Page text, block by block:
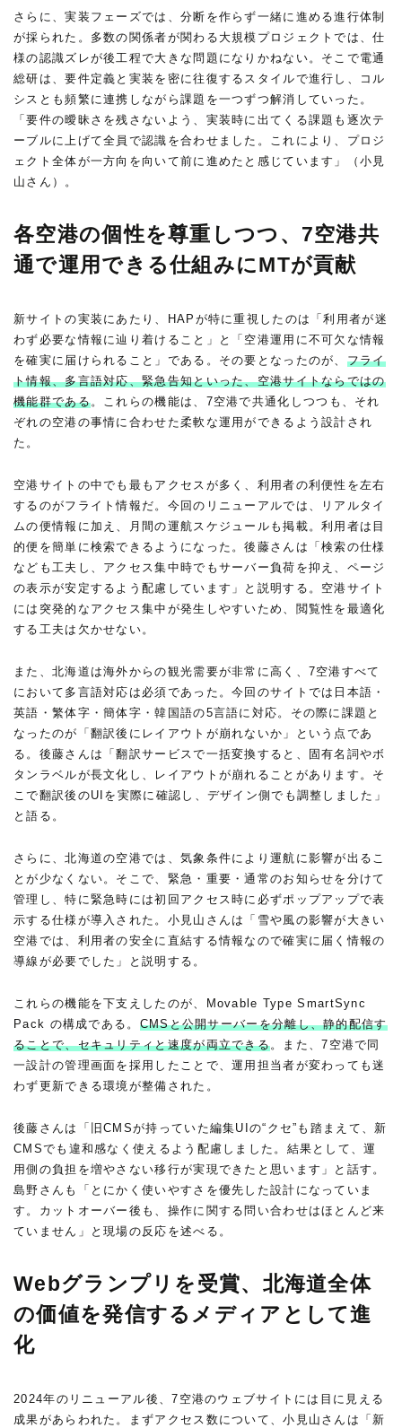
さらに、実装フェーズでは、分断を作らず一緒に進める進行体制
が採られた。多数の関係者が関わる大規模プロジェクトでは、仕
様の認識ズレが後工程で大きな問題になりかねない。そこで電通
総研は、要件定義と実装を密に往復するスタイルで進行し、コル
シスとも頻繁に連携しながら課題を一つずつ解消していった。
「要件の曖昧さを残さないよう、実装時に出てくる課題も逐次テ
ーブルに上げて全員で認識を合わせました。これにより、プロジ
ェクト全体が一方向を向いて前に進めたと感じています」（小見
山さん）。
各空港の個性を尊重しつつ、7空港共
通で運用できる仕組みにMTが貢献
新サイトの実装にあたり、HAPが特に重視したのは「利用者が迷
わず必要な情報に辿り着けること」と「空港運用に不可欠な情報
を確実に届けられること」である。その要となったのが、 フライ
ト情報、多言語対応、緊急告知といった、空港サイトならではの
機能群である。これらの機能は、7空港で共通化しつつも、それ
ぞれの空港の事情に合わせた柔軟な運用ができるよう設計され
た。
空港サイトの中でも最もアクセスが多く、利用者の利便性を左右
するのがフライト情報だ。今回のリニューアルでは、リアルタイ
ムの便情報に加え、月間の運航スケジュールも掲載。利用者は目
的便を簡単に検索できるようになった。後藤さんは「検索の仕様
なども工夫し、アクセス集中時でもサーバー負荷を抑え、ページ
の表示が安定するよう配慮しています」と説明する。空港サイト
には突発的なアクセス集中が発生しやすいため、閲覧性を最適化
する工夫は欠かせない。
また、北海道は海外からの観光需要が非常に高く、7空港すべて
において多言語対応は必須であった。今回のサイトでは日本語・
英語・繁体字・簡体字・韓国語の5言語に対応。その際に課題と
なったのが「翻訳後にレイアウトが崩れないか」という点であ
る。後藤さんは「翻訳サービスで一括変換すると、固有名詞やボ
タンラベルが長文化し、レイアウトが崩れることがあります。そ
こで翻訳後のUIを実際に確認し、デザイン側でも調整しました」
と語る。
さらに、北海道の空港では、気象条件により運航に影響が出るこ
とが少なくない。そこで、緊急・重要・通常のお知らせを分けて
管理し、特に緊急時には初回アクセス時に必ずポップアップで表
示する仕様が導入された。小見山さんは「雪や風の影響が大きい
空港では、利用者の安全に直結する情報なので確実に届く情報の
導線が必要でした」と説明する。
これらの機能を下支えしたのが、Movable Type SmartSync
Pack の構成である。 CMSと公開サーバーを分離し、静的配信す
ることで、セキュリティと速度が両立できる。また、7空港で同
一設計の管理画面を採用したことで、運用担当者が変わっても迷
わず更新できる環境が整備された。
後藤さんは「旧CMSが持っていた編集UIの“クセ”も踏まえて、新
CMSでも違和感なく使えるよう配慮しました。結果として、運
用側の負担を増やさない移行が実現できたと思います」と話す。
島野さんも「とにかく使いやすさを優先した設計になっていま
す。カットオーバー後も、操作に関する問い合わせはほとんど来
ていません」と現場の反応を述べる。
Webグランプリを受賞、北海道全体
の価値を発信するメディアとして進
化
2024年のリニューアル後、7空港のウェブサイトには目に見える
成果があらわれた。まずアクセス数について、小見山さんは「新